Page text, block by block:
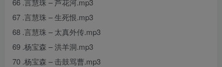
66 .言慧珠 – 芦花河.mp3
67 .言慧珠 – 生死恨.mp3
68 .言慧珠 – 太真外传.mp3
69 .杨宝森 – 洪羊洞.mp3
70 .杨宝森 – 击鼓骂曹.mp3